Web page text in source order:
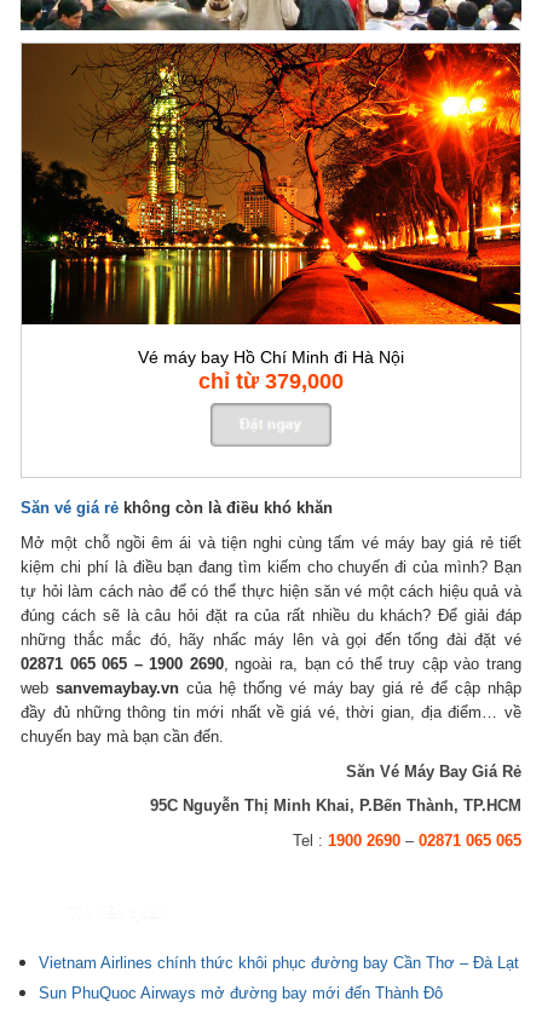
Vé máy bay Hồ Chí Minh đi Hà Nội
chỉ từ 379,000
Săn vé giá rẻ không còn là điều khó khăn
Mở một chỗ ngồi êm ái và tiện nghi cùng tấm vé máy bay giá rẻ tiết
kiệm chi phí là điều bạn đang tìm kiếm cho chuyến đi của mình? Bạn
tự hỏi làm cách nào để có thể thực hiện săn vé một cách hiệu quả và
đúng cách sẽ là câu hỏi đặt ra của rất nhiều du khách? Để giải đáp
những thắc mắc đó, hãy nhấc máy lên và gọi đến tổng đài đặt vé
02871 065 065 – 1900 2690, ngoài ra, bạn có thể truy cập vào trang
websanvemaybay.vn của hệ thống vé máy bay giá rẻ để cập nhập
đầy đủ những thông tin mới nhất về giá vé, thời gian, địa điểm… về
chuyến bay mà bạn cần đến.
Săn Vé Máy Bay Giá Rẻ
95C Nguyễn Thị Minh Khai, P.Bến Thành, TP.HCM
Tel : 1900 2690– 02871 065 065
Vietnam Airlines chính thức khôi phục đường bay Cần Thơ – Đà Lạt
Sun PhuQuoc Airways mở đường bay mới đến Thành Đô